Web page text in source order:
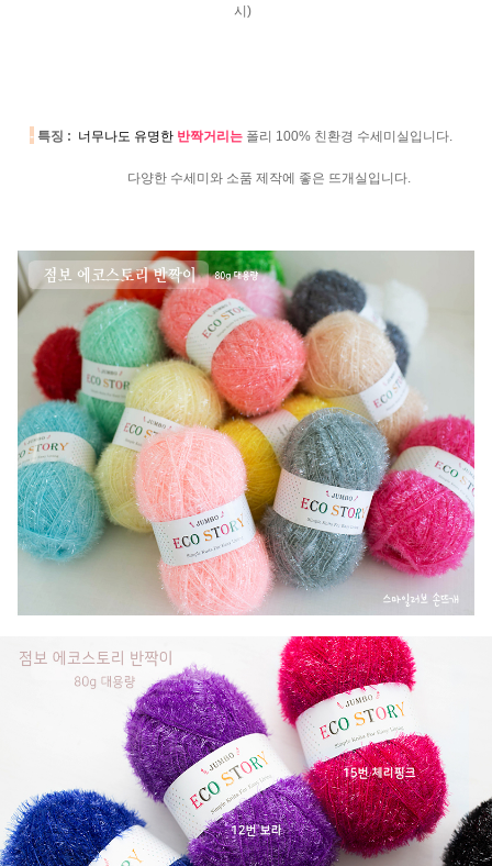
시)
- 특징 : 너무나도 유명한 반짝거리는 폴리 100% 친환경 수세미실입니다.
다양한 수세미와 소품 제작에 좋은 뜨개실입니다.